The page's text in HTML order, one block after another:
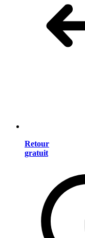
Retour
gratuit